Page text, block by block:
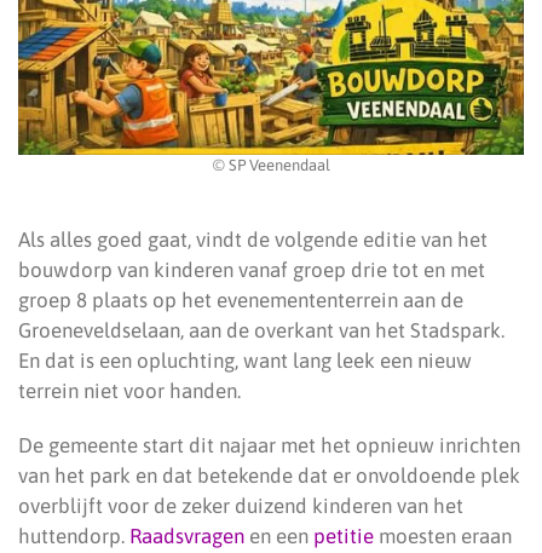
© SP Veenendaal
Als alles goed gaat, vindt de volgende editie van het
bouwdorp van kinderen vanaf groep drie tot en met
groep 8 plaats op het evenemententerrein aan de
Groeneveldselaan, aan de overkant van het Stadspark.
En dat is een opluchting, want lang leek een nieuw
terrein niet voor handen.
De gemeente start dit najaar met het opnieuw inrichten
van het park en dat betekende dat er onvoldoende plek
overblijft voor de zeker duizend kinderen van het
huttendorp. Raadsvragen en een petitie moesten eraan